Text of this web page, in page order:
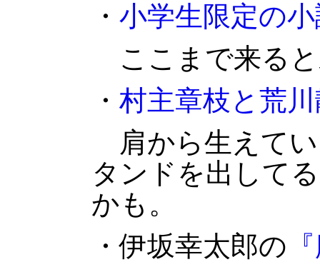
・ 小学生限定の
ここまで来る
・ 村主章枝と荒
肩から生えて
タンドを出して
かも。
・伊坂幸太郎の